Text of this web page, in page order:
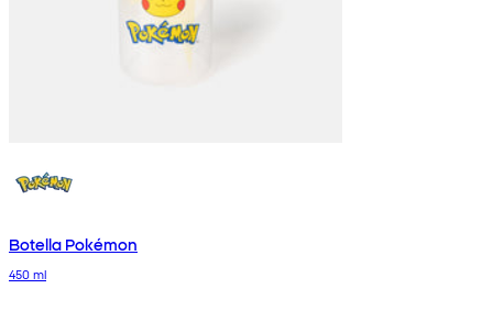
Botella Pokémon
450 ml